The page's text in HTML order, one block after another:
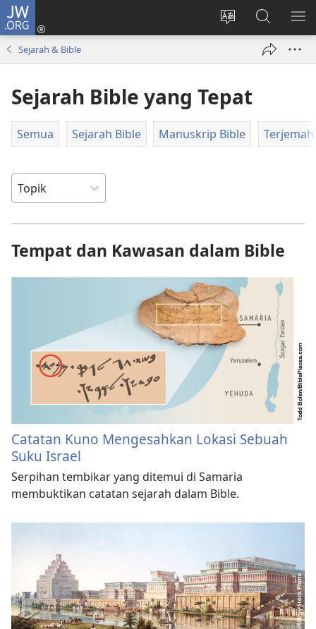
JW.ORG
Tukar
bahasa
Log
Masuk
Cari
JW.ORG
Sejarah & Bible
Sejarah Bible yang Tepat
Semua Sejarah Bible Manuskrip Bible
Tempat dan Kawasan dalam Bible
Catatan Kuno Mengesahkan Lokasi Sebuah
Suku Israel
Serpihan tembikar yang ditemui di Samaria
membuktikan catatan sejarah dalam Bible.